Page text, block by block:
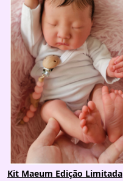
Kit Maeum Edição Limitada